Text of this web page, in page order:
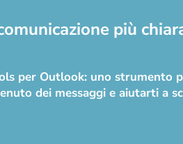
più
per Outlook: uno strumento
dei messaggi e aiutarti a